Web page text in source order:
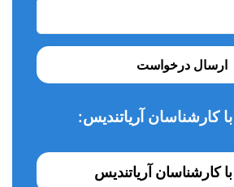
ارسال درخواست
کارشناسان آریاتندیس:
کارشناسان آریاتندیس